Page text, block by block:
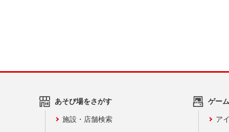
あそび場をさがす
施設・店舗検索
ゲー
ア